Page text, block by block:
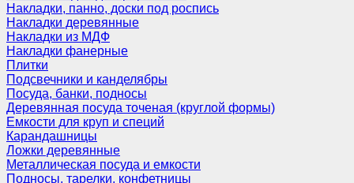
Накладки, панно, доски под роспись
Накладки деревянные
Накладки из МДФ
Накладки фанерные
Плитки
Подсвечники и канделябры
Посуда, банки, подносы
Деревянная посуда точеная (круглой формы)
Емкости для круп и специй
Карандашницы
Ложки деревянные
Металлическая посуда и емкости
Подносы, тарелки, конфетницы